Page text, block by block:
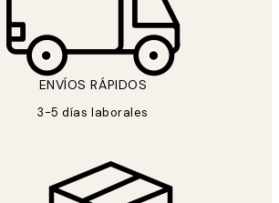
ENVÍOS RÁPIDOS
3-5 días laborales